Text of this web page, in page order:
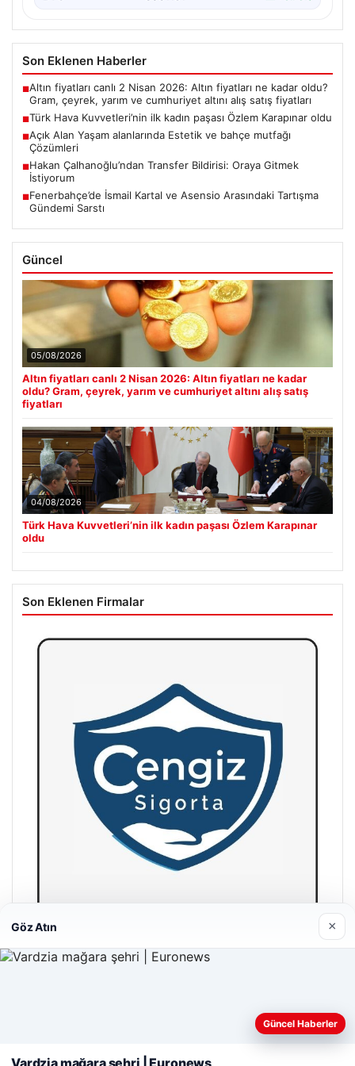
Son Eklenen Haberler
■Altın fiyatları canlı 2 Nisan 2026: Altın fiyatları ne kadar oldu?
Gram, çeyrek, yarım ve cumhuriyet altını alış satış fiyatları
■Türk Hava Kuvvetleri’nin ilk kadın paşası Özlem Karapınar oldu
■Açık Alan Yaşam alanlarında Estetik ve bahçe mutfağı
Çözümleri
■Hakan Çalhanoğlu’ndan Transfer Bildirisi: Oraya Gitmek
İstiyorum
■Fenerbahçe’de İsmail Kartal ve Asensio Arasındaki Tartışma
Gündemi Sarstı
Güncel
05/08/2026
Altın fiyatları canlı 2 Nisan 2026: Altın fiyatları ne kadar
oldu? Gram, çeyrek, yarım ve cumhuriyet altını alış satış
fiyatları
04/08/2026
Türk Hava Kuvvetleri’nin ilk kadın paşası Özlem Karapınar
oldu
Son Eklenen Firmalar
Hastaş Beton
Web sitemizi nasıl kullandığınızı daha iyi anlayabilmek,
deneyiminizi kişiselleştirmek ve geliştirmek amacıyla çerezler
Çerez Politikamız
Göz Atın ×
Güncel Haberler
Vardzia mağara şehri | Euronews